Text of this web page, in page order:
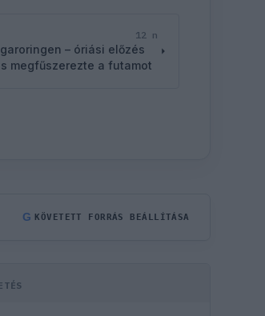
12 n
– óriási előzés
megfűszerezte a futamot
G KÖVETETT FORRÁS BEÁLLÍTÁSA